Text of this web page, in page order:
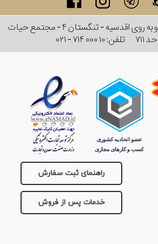
آدرس: تهران - خ پاسداران - رو به روی اقدسیه - تنگستان ۴ - مجتمع حیات
تلفن:۰۲۱ - ۷۱۴ ۰۰۰ ۱۰
راهنمای ثبت سفارش
خدمات پس از فروش